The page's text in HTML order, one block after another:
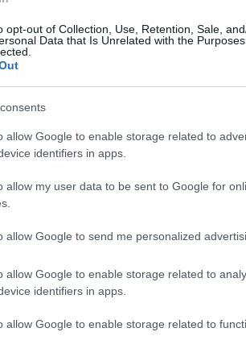
opt-out of Collection, Use, Retention, Sale,
Data that Is Unrelated with the
allow Google to enable storage related to
identifiers in apps.
allow my user data to be sent to Google for
allow Google to send me personalized
allow Google to enable storage related to
identifiers in apps.
allow Google to enable storage related to
a Star Trekért
tehetséges és csinos, de kiskora óta
érte az énekesnőt, hogy a hazánkban
film végén felcsendülő dal előadására
TOVÁBB